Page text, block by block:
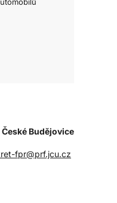
Budějovice
fpr@prf.jcu.cz